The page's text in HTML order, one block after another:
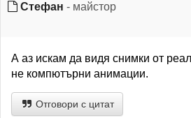
Стефан - майстор
А аз искам да видя снимки от
не компютърни анимации.
Отговори с цитат